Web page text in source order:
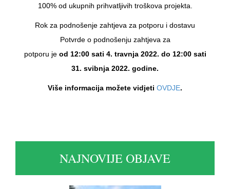
100% od ukupnih prihvatljivih troškova projekta.
Rok za podnošenje zahtjeva za potporu i dostavu
Potvrde o podnošenju zahtjeva za
potporu je od 12:00 sati 4. travnja 2022. do 12:00 sati
31. svibnja 2022. godine.
Više informacija možete vidjeti OVDJE.
NAJNOVIJE OBJAVE